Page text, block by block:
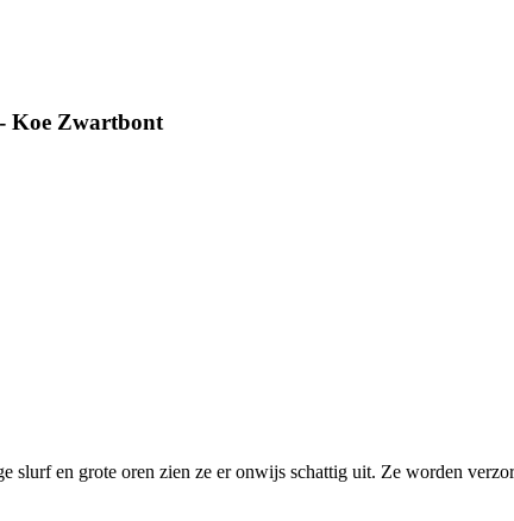
Koe Zwartbont
en grote oren zien ze er onwijs schattig uit. Ze worden